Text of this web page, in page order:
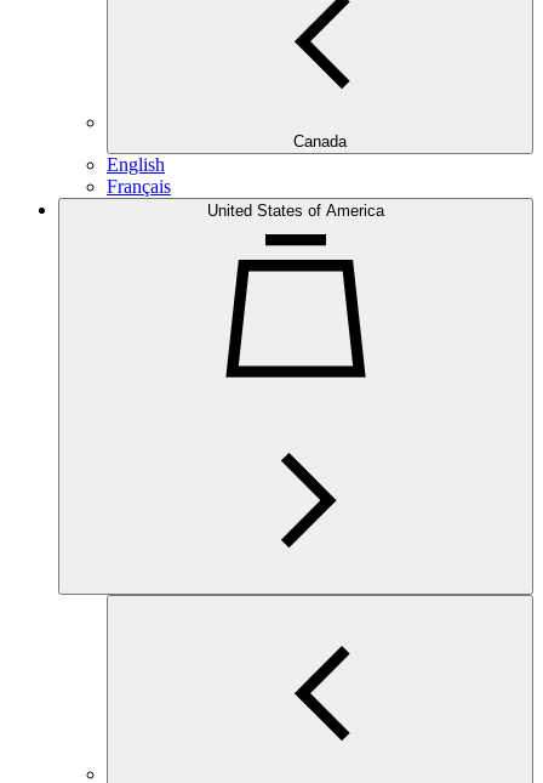
Canada
English
Français
United States of America